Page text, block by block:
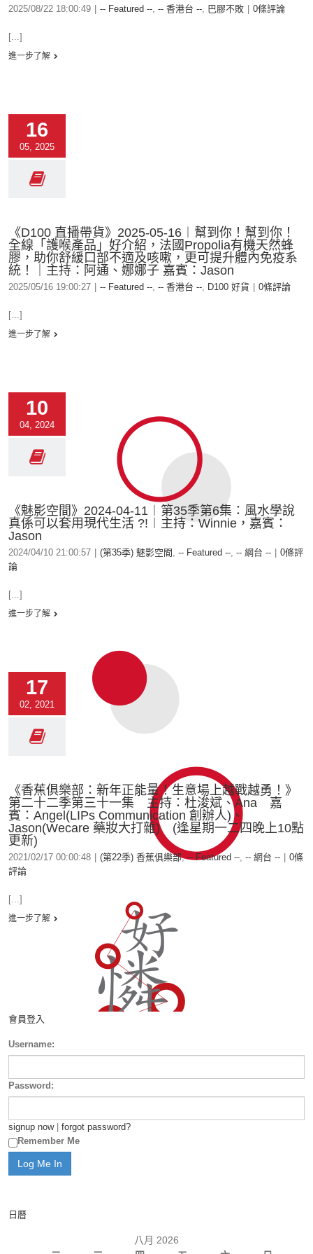
2025/08/22 18:00:49 -- Featured --, -- 香港台 --, 巴膠不敗 0條評論
[...]
進一步了解
16
05, 2025
《D100 直播帶貨》2025-05-16︱幫到你！幫到你！
全線「護喉產品」好介紹，法國Propolia有機天然蜂
膠，助你舒緩口部不適及咳嗽，更可提升體內免疫系
統！｜主持：阿通、娜娜子 嘉賓：Jason
2025/05/16 19:00:27 -- Featured --, -- 香港台 --, D100 好貨 0條評論
[...]
進一步了解
10
04, 2024
《魅影空間》2024-04-11︱第35季第6集：風水學說
真係可以套用現代生活 ?!︱主持：Winnie，嘉賓：
Jason
2024/04/10 21:00:57 (第35季) 魅影空間 , -- Featured --, -- 網台 --
0條評
論
[...]
進一步了解
17
02, 2021
《香蕉俱樂部：新年正能量！生意場上越戰越勇！》
第二十二季第三十一集 主持：杜浚斌、Ana 嘉
賓：Angel(LIPs Communication 創辦人)、
Jason(Wecare 藥妝大打雜) (逢星期一二四晚上10點
更新)
2021/02/17 00:00:48 (第22季) 香蕉俱樂部,-- Featured --, -- 網台 --
0條
評論
[...]
進一步了解
會員登入
Username:
Password:
signup now| forgot password?
Remember Me
日曆
八月 2026